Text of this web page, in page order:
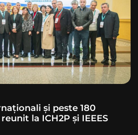
și peste 180
la ICH2P și IEEES